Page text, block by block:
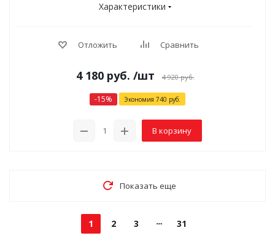
Характеристики
Отложить Сравнить
4 180руб. /шт 4 920руб.
-15% Экономия 740 руб.
В корзину
Показать еще
1 2 3 31